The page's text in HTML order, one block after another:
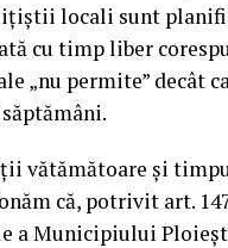
locali sunt
cu timp liber
„nu permite” decât
vătămătoare și
că, potrivit art.
a Municipiului